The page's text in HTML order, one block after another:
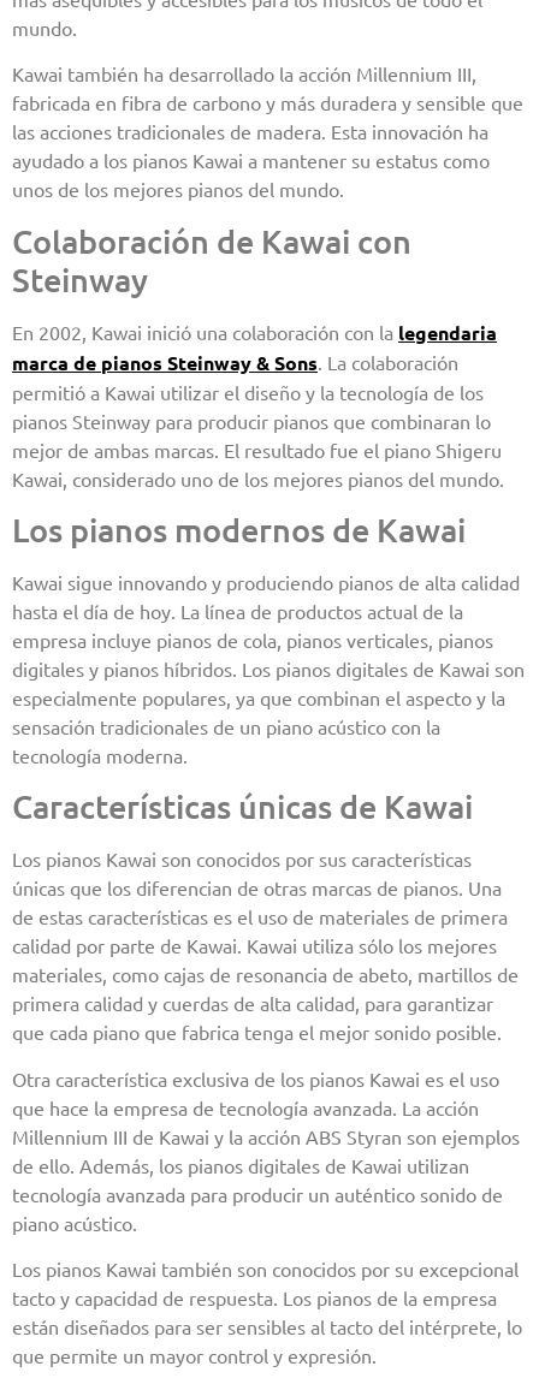
mundo.
Kawai también ha desarrollado la acción Millennium III,
fabricada en fibra de carbono y más duradera y sensible que
las acciones tradicionales de madera. Esta innovación ha
ayudado a los pianos Kawai a mantener su estatus como
unos de los mejores pianos del mundo.
Colaboración de Kawai con
Steinway
En 2002, Kawai inició una colaboración con la legendaria
marca de pianos Steinway & Sons . La colaboración
permitió a Kawai utilizar el diseño y la tecnología de los
pianos Steinway para producir pianos que combinaran lo
mejor de ambas marcas. El resultado fue el piano Shigeru
Kawai, considerado uno de los mejores pianos del mundo.
Los pianos modernos de Kawai
Kawai sigue innovando y produciendo pianos de alta calidad
hasta el día de hoy. La línea de productos actual de la
empresa incluye pianos de cola, pianos verticales, pianos
digitales y pianos híbridos. Los pianos digitales de Kawai son
especialmente populares, ya que combinan el aspecto y la
sensación tradicionales de un piano acústico con la
tecnología moderna.
Características únicas de Kawai
Los pianos Kawai son conocidos por sus características
únicas que los diferencian de otras marcas de pianos. Una
de estas características es el uso de materiales de primera
calidad por parte de Kawai. Kawai utiliza sólo los mejores
materiales, como cajas de resonancia de abeto, martillos de
primera calidad y cuerdas de alta calidad, para garantizar
que cada piano que fabrica tenga el mejor sonido posible.
Otra característica exclusiva de los pianos Kawai es el uso
que hace la empresa de tecnología avanzada. La acción
Millennium III de Kawai y la acción ABS Styran son ejemplos
de ello. Además, los pianos digitales de Kawai utilizan
tecnología avanzada para producir un auténtico sonido de
piano acústico.
Los pianos Kawai también son conocidos por su excepcional
tacto y capacidad de respuesta. Los pianos de la empresa
están diseñados para ser sensibles al tacto del intérprete, lo
que permite un mayor control y expresión.